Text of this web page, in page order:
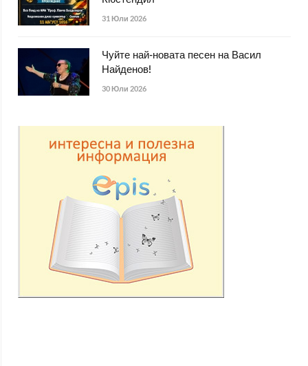
31 Юли 2026
Чуйте най-новата песен на Васил
Найденов!
30 Юли 2026